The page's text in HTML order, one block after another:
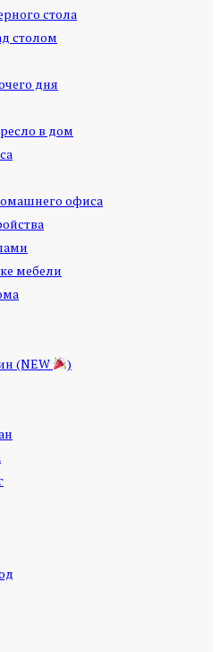
стола
столом
дня
в дом
офиса
мебели
(NEW
)